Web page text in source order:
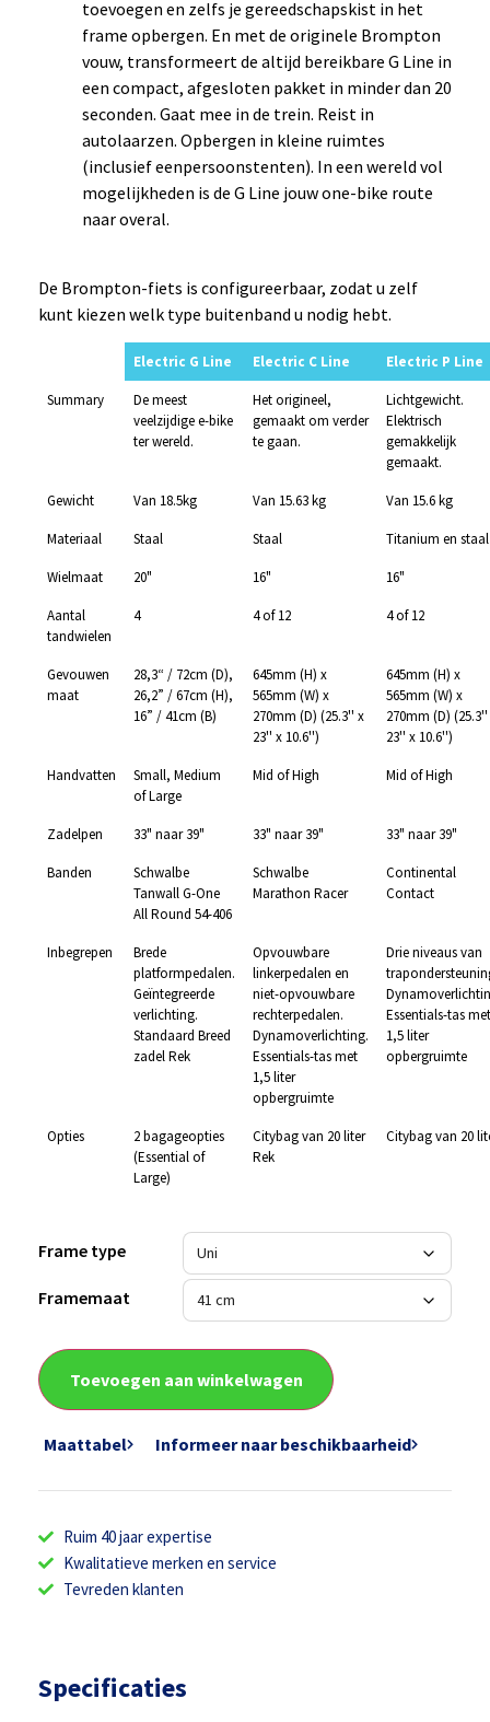
toevoegen en zelfs je gereedschapskist in het
frame opbergen. En met de originele Brompton
vouw, transformeert de altijd bereikbare G Line in
een compact, afgesloten pakket in minder dan 20
seconden. Gaat mee in de trein. Reist in
autolaarzen. Opbergen in kleine ruimtes
(inclusief eenpersoonstenten). In een wereld vol
mogelijkheden is de G Line jouw one-bike route
naar overal.
De Brompton-fiets is configureerbaar, zodat u zelf
kunt kiezen welk type buitenband u nodig hebt.
Electric G Line Electric C Line Electric P Line
Summary
De meest
veelzijdige e-bike
ter wereld.
Het origineel,
gemaakt om verder
te gaan.
Lichtgewicht.
Elektrisch
gemakkelijk
gemaakt.
Gewicht Van 18.5kg Van 15.63 kg Van 15.6 kg
Materiaal Staal Staal Titanium en staal
Wielmaat 20" 16" 16"
Aantal
tandwielen
4 4 of 12 4 of 12
Gevouwen
maat
28,3“ / 72cm (D),
26,2” / 67cm (H),
16” / 41cm (B)
645mm (H) x
565mm (W) x
270mm (D) (25.3'' x
23'' x 10.6'')
645mm (H) x
565mm (W) x
270mm (D)
23'' x 10.6'')
Handvatten
Small, Medium
of Large
Mid of High Mid of High
Zadelpen 33" naar 39" 33" naar 39" 33" naar 39"
Banden
Schwalbe
Tanwall G-One
All Round 54-406
Schwalbe
Marathon Racer
Continental
Contact
Inbegrepen
Brede
platformpedalen.
Geïntegreerde
verlichting.
Standaard Breed
zadel Rek
Opvouwbare
linkerpedalen en
niet-opvouwbare
rechterpedalen.
Dynamoverlichting.
Essentials-tas met
1,5 liter
opbergruimte
Drie niveaus van
Essentials-tas met
1,5 liter
opbergruimte
Opties
2 bagageopties
(Essential of
Large)
Citybag van 20 liter
Rek
Citybag van 20
Frame type
Framemaat
Toevoegen aan winkelwagen
Maattabel Informeer naar beschikbaarheid
Ruim 40 jaar expertise
Kwalitatieve merken en service
Tevreden klanten
Specificaties